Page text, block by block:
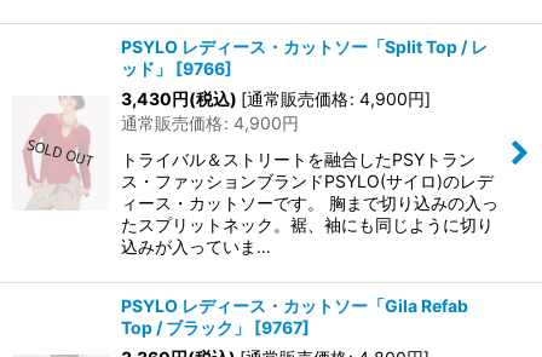
PSYLO レディース・カットソー「Split Top / レ
ッド」
[9766]
3,430円(税込) [通常販売価格: 4,900円]
通常販売価格: 4,900円
トライバル＆ストリートを融合したPSYトラン
ス・ファッションブランドPSYLO(サイロ)のレデ
ィース・カットソーです。 胸まで切り込みの入っ
たスプリットネック。裾、袖にも同じように切り
込みが入っていま…
PSYLO レディース・カットソー「Gila Refab
Top / ブラック」
[9767]